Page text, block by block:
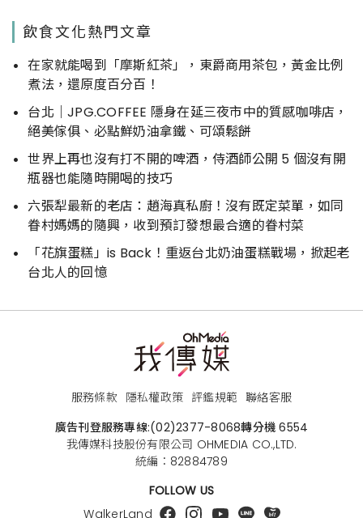
飲食文化熱門文章
在家就能喝到「摩斯紅茶」，東爵商用茶包，黃金比例
煮法，還原度百分百！
台北｜JPG.COFFEE 隱身在延三夜市中的質感咖啡店，
絕美傢俱、必點鮮奶油拿鐵、可頌鬆餅
世界上再也沒有打不開的啤酒，侍酒師公開 5 個沒有開
瓶器也能隨時開喝的技巧
六張犁最新的老店：趙海真私廚！沒有既定菜單，如同
眷村媽媽的隨興，收到預訂發想最合適的眷村菜
「花旗蛋糕」is Back！重返台北奶油蛋糕戰場，掀起老
台北人的回憶
服務條款 隱私權政策 評鑑規範 聯絡客服
廣告刊登服務專線:(02)2377-8068轉分機 6554
我傳媒科技股份有限公司 OHMEDIA CO.,LTD.
統編：82884789
FOLLOW US
WalkerLand